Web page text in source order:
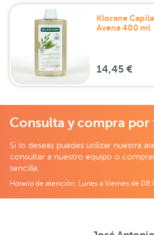
Klorane
Avena 400 ml
14,45 €
Consulta y compra
Si lo deseas puedes utilizar nuestra
consultar a nuestro equipo o
sencilla.
Horario de atención: Lunes a Viernes de